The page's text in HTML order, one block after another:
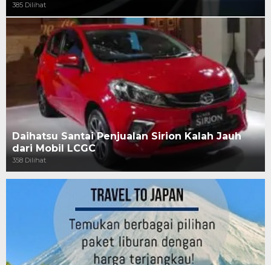
385 Dilihat
Daihatsu Santai Penjualan Sirion Kalah Jauh
dari Mobil LCGC
358 Dilihat